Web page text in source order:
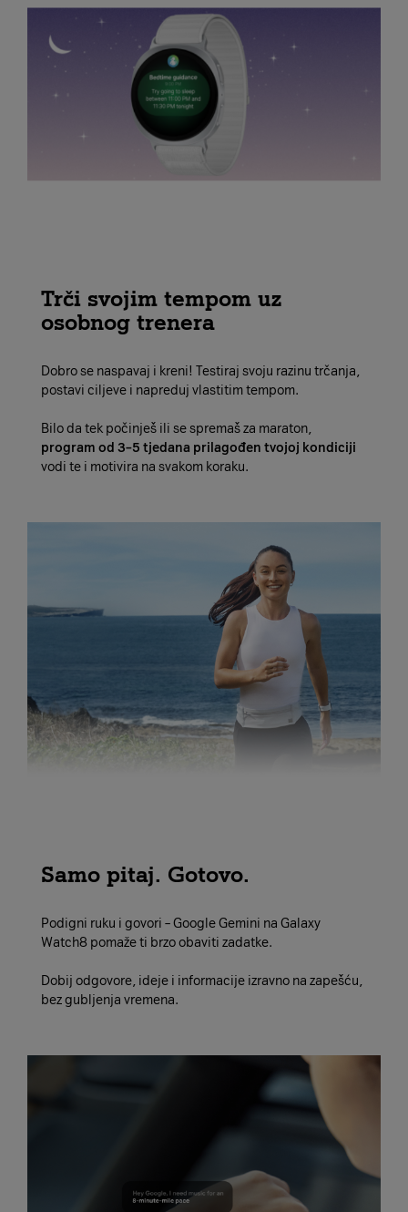
Trči svojim tempom uz
osobnog trenera
Dobro se naspavaj i kreni! Testiraj svoju razinu trčanja,
postavi ciljeve i napreduj vlastitim tempom.
Bilo da tek počinješ ili se spremaš za maraton,
program od 3–5 tjedana prilagođen tvojoj kondiciji
vodi te i motivira na svakom koraku.
Samo pitaj. Gotovo.
Podigni ruku i govori – Google Gemini na Galaxy
Watch8 pomaže ti brzo obaviti zadatke.
Dobij odgovore, ideje i informacije izravno na zapešću,
bez gubljenja vremena.